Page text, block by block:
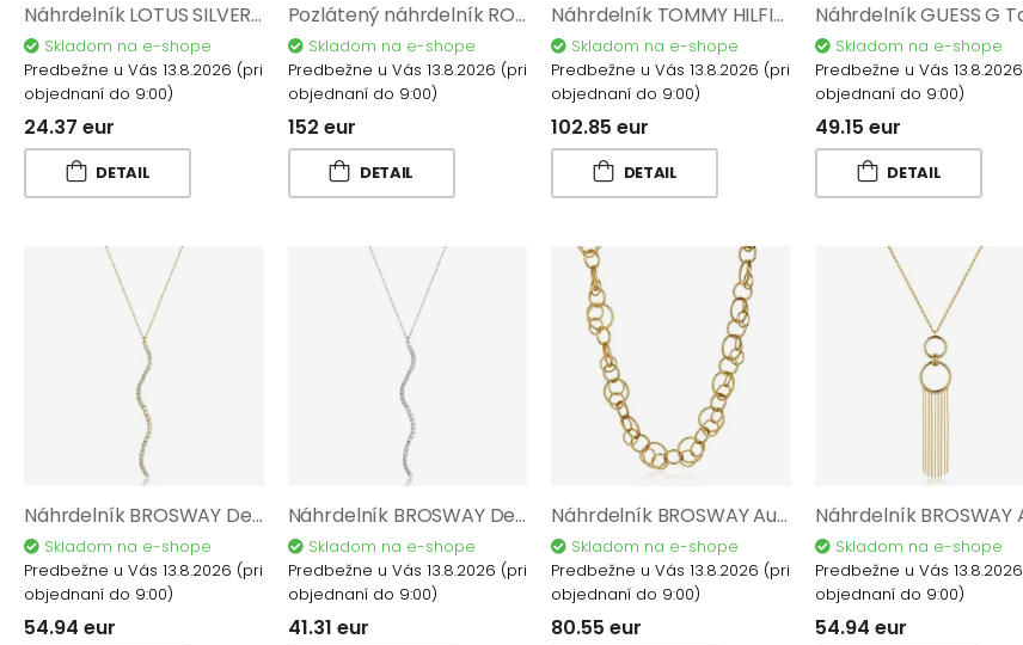
Náhrdelník LOTUS SILVER AG 925/1000 LP3287-1/1
Skladom na e-shope
Predbežne u Vás 13.8.2026 (pri
objednaní do 9:00)
24.37 eur
DETAIL
Pozlátený náhrdelník ROSATO Gaia Ag 925/1000 RZGA66
Skladom na e-shope
Predbežne u Vás 13.8.2026 (pri
objednaní do 9:00)
152 eur
DETAIL
Náhrdelník TOMMY HILFIGER 2780699
Skladom na e-shope
Predbežne u Vás 13.8.2026 (pri
objednaní do 9:00)
102.85 eur
DETAIL
Skladom na e-shope
Predbežne u Vás 13.8.2026
objednaní do 9:00)
49.15 eur
DETAIL
Náhrdelník BROSWAY Desideri BEIN028
Skladom na e-shope
Predbežne u Vás 13.8.2026 (pri
objednaní do 9:00)
54.94 eur
Náhrdelník BROSWAY Desideri BEIN027
Skladom na e-shope
Predbežne u Vás 13.8.2026 (pri
objednaní do 9:00)
41.31 eur
Náhrdelník BROSWAY Aura BAU06
Skladom na e-shope
Predbežne u Vás 13.8.2026 (pri
objednaní do 9:00)
80.55 eur
Skladom na e-shope
Predbežne u Vás 13.8.2026
objednaní do 9:00)
54.94 eur